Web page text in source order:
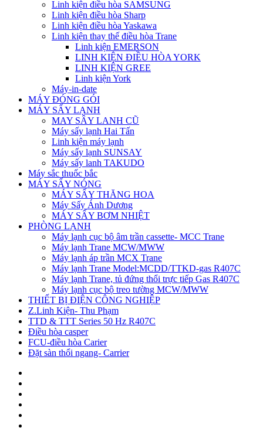
Linh kiện điều hòa SAMSUNG
Linh kiện điều hòa Sharp
Linh kiện điều hòa Yaskawa
Linh kiện thay thế điều hòa Trane
Linh kiện EMERSON
LINH KIỆN ĐIỀU HÒA YORK
LINH KIỆN GREE
Linh kiện York
Máy-in-date
MÁY ĐÓNG GÓI
MÁY SẤY LẠNH
MAY SÂY LANH CŨ
Máy sấy lạnh Hai Tấn
Linh kiện máy lạnh
Máy sấy lạnh SUNSAY
Máy sấy lanh TAKUDO
Máy sắc thuốc bắc
MÁY SẤY NÓNG
MÁY SẤY THĂNG HOA
Máy Sấy Ánh Dương
MÁY SẤY BƠM NHIỆT
PHÒNG LẠNH
Máy lạnh cục bộ âm trần cassette- MCC Trane
Máy lạnh Trane MCW/MWW
Máy lạnh áp trần MCX Trane
Máy lạnh Trane Model:MCDD/TTKD-gas R407C
Máy lạnh Trane, tủ đứng thổi trực tiếp Gas R407C
Máy lạnh cục bộ treo tường MCW/MWW
THIẾT BỊ ĐIỆN CÔNG NGHIỆP
Z.Linh Kiện- Thu Phạm
TTD & TTT Series 50 Hz R407C
Điều hòa casper
FCU-điều hòa Carier
Đặt sàn thổi ngang- Carrier